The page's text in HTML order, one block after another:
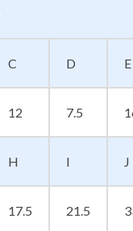
C D E
12 7.5
H I J
17.5 21.5